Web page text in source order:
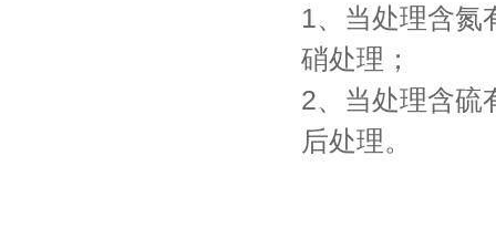
1、当处理含氮
硝处理；
2、当处理含硫
后处理。